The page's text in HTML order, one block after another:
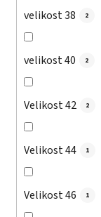
velikost 38 2
velikost 40 2
Velikost 42 2
Velikost 44 1
Velikost 46 1